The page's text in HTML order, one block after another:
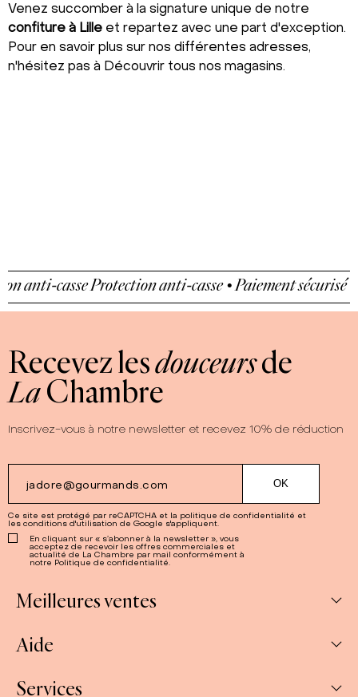
Venez succomber à la signature unique de notre
confiture à Lille et repartez avec une part d'exception.
Pour en savoir plus sur nos différentes adresses,
n'hésitez pas à Découvrir tous nos magasins.
casseProtection anti-casse • Paiement sécurisé •
Recevez lesdouceursde
LaChambre
Inscrivez-vous à notre newsletter et recevez 10% de réduction
Ce site est protégé par reCAPTCHA et la politique de confidentialité et
les conditions d'utilisation de Google s'appliquent.
En cliquant sur « s’abonner à la newsletter », vous
acceptez de recevoir les offres commerciales et
actualité de La Chambre par mail conformément à
notre Politique de confidentialité.
Meilleures ventes
Abonnements
Aide
Mon compte
Services